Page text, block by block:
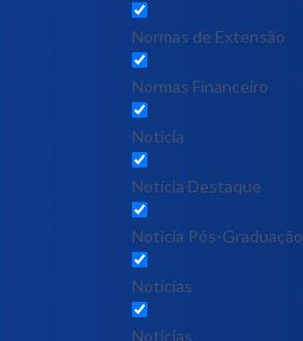
Normas de Extensão
Normas Financeiro
Notícia
Notícia Destaque
Noticia Pós-Graduação
Notícias
Notícias